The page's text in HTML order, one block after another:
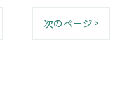
次のページ >